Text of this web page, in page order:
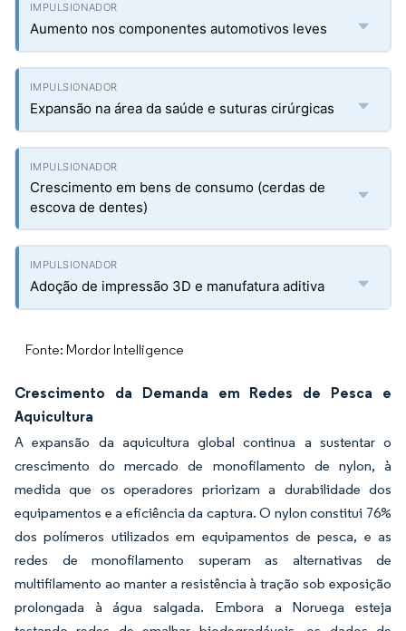
Aumento nos componentes automotivos leves
Expansão na área da saúde e suturas cirúrgicas
Crescimento em bens de consumo (cerdas de
escova de dentes)
Adoção de impressão 3D e manufatura aditiva
Fonte: Mordor Intelligence
Crescimento da Demanda em Redes de Pesca e
Aquicultura
A expansão da aquicultura global continua a sustentar o
crescimento do mercado de monofilamento de nylon, à
medida que os operadores priorizam a durabilidade dos
equipamentos e a eficiência da captura. O nylon constitui 76%
dos polímeros utilizados em equipamentos de pesca, e as
redes de monofilamento superam as alternativas de
multifilamento ao manter a resistência à tração sob exposição
prolongada à água salgada. Embora a Noruega esteja